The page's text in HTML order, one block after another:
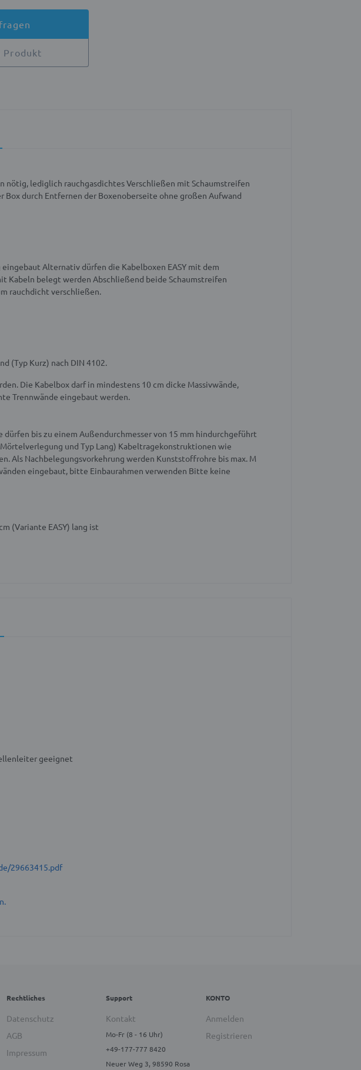
Produkt
nötig, lediglich rauchgasdichtes Verschließen mit Schaumstreifen
durch Entfernen der Boxenoberseite ohne großen Aufwand
eingebaut Alternativ dürfen die Kabelboxen EASY mit dem
Kabeln belegt werden Abschließend beide Schaumstreifen
rauchdicht verschließen.
(Typ Kurz) nach DIN 4102.
Die Kabelbox darf in mindestens 10 cm dicke Massivwände,
Trennwände eingebaut werden.
bis zu einem Außendurchmesser von 15 mm hindurchgeführt
und Typ Lang) Kabeltragekonstruktionen wie
Als Nachbelegungsvorkehrung werden Kunststoffrohre bis max. M
eingebaut, bitte Einbaurahmen verwenden Bitte keine
(Variante EASY) lang ist
geeignet
29663415.pdf
Rechtliches
Datenschutz
AGB
Impressum
Support
Kontakt
Mo-Fr (8 - 16 Uhr)
+49-177-777 8420
Neuer Weg 3, 98590 Rosa
KONTO
Anmelden
Registrieren